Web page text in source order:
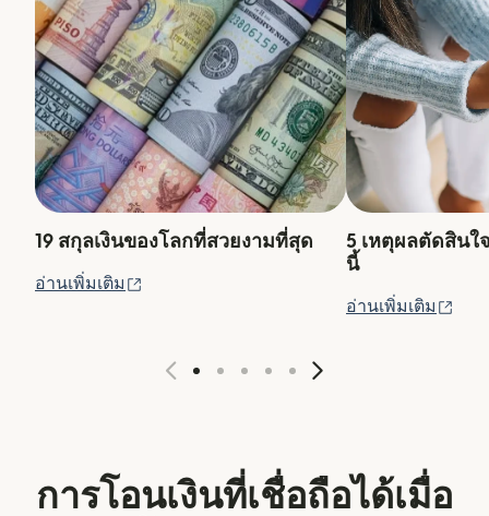
19 สกุลเงินของโลกที่สวยงามที่สุด
อ่านเพิ่มเติม
5 เหตุผลตัดสินใ
นี้
อ่านเพิ่มเติม
การโอนเงินที่เชื่อถือได้เมื่อ